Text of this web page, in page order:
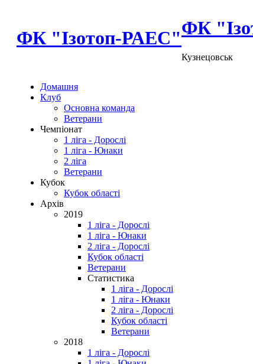
ФК "Ізотоп-РАЕС"ФК
Кузнецовськ
Домашня
Клуб
Основна команда
Ветерани
Чемпіонат
1 ліга - Дорослі
1 ліга - Юнаки
2 ліга
Ветерани
Кубок
Кубок області
Архів
2019
1 ліга - Дорослі
1 ліга - Юнаки
2 ліга - Дорослі
Кубок області
Ветерани
Статистика
1 ліга - Дорослі
1 ліга - Юнаки
2 ліга - Дорослі
Кубок області
Ветерани
2018
1 ліга - Дорослі